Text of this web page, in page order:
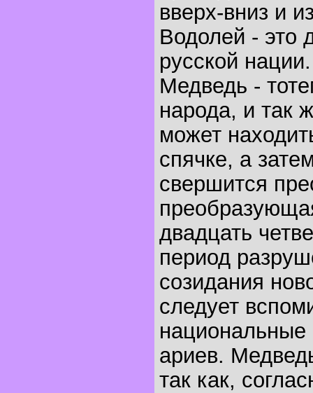
вверх-вниз и
Водолей - это
русской нации.
Медведь -
народа, и так
может
спячке, а
свершится
двадцать
период
созидания
следует
национальные
ариев.
так как,